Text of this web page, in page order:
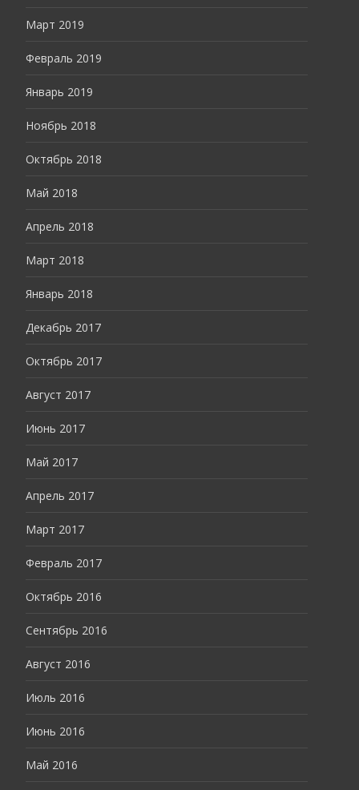
Март 2019
Февраль 2019
Январь 2019
Ноябрь 2018
Октябрь 2018
Май 2018
Апрель 2018
Март 2018
Январь 2018
Декабрь 2017
Октябрь 2017
Август 2017
Июнь 2017
Май 2017
Апрель 2017
Март 2017
Февраль 2017
Октябрь 2016
Сентябрь 2016
Август 2016
Июль 2016
Июнь 2016
Май 2016